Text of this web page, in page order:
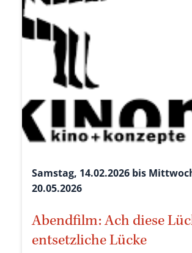
Samstag, 14.02.2026 bis
20.05.2026
Abendfilm: Ach diese
entsetzliche Lücke